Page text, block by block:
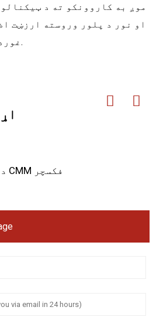
او نور د پلور وروسته ارزښت
غوره نرخونو چمتو کړو.
د CMM فکسچر